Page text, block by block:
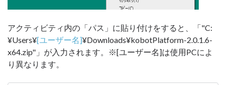
アクティビティ内の「パス」に貼り付けをすると、「"C:
¥Users¥[ユーザー名]¥Downloads¥kobotPlatform-2.0.1.6-
x64.zip"」が入力されます。※[ユーザー名]は使用PCによ
り異なります。